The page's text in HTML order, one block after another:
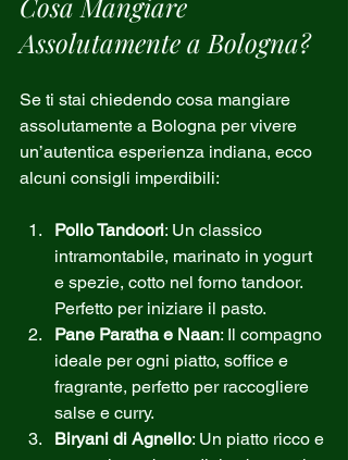
Cosa Mangiare
Assolutamente a Bologna?
Se ti stai chiedendo cosa mangiare
assolutamente a Bologna per vivere
un’autentica esperienza indiana, ecco
alcuni consigli imperdibili:
Pollo Tandoori: Un classico
intramontabile, marinato in yogurt
e spezie, cotto nel forno tandoor.
Perfetto per iniziare il pasto.
Pane Paratha e Naan: Il compagno
ideale per ogni piatto, soffice e
fragrante, perfetto per raccogliere
salse e curry.
Biryani di Agnello: Un piatto ricco e